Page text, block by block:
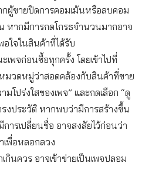
กผู้ขายปิดการคอมเม้นหรือลบคอม
หากมีการกดโกรธจำนวนมากอาจ
ใจในสินค้าที่ได้รับ
เพจก่อนซื้อทุกครั้ง โดยเข้าไปที่
มวดหมู่ว่าสอดคล้องกับสินค้าที่ขาย
มโปร่งใสของเพจ” และกดเลือก “ดู
งประวัติ หากพบว่ามีการสร้างขึ้น
ารเปลี่ยนชื่อ อาจสงสัยไว้ก่อนว่า
เพื่อหลอกลวง
กินควร อาจเข้าข่ายเป็นเพจปลอม